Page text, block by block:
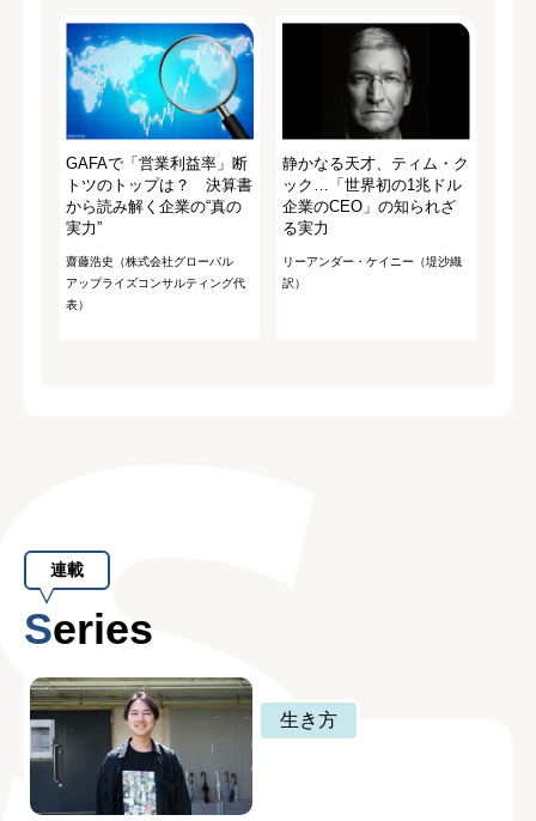
GAFAで「営業利益率」断
トツのトップは？ 決算書
から読み解く企業の“真の
実力”
齋藤浩史（株式会社グローバル
アップライズコンサルティング代
表）
静かなる天才、ティム・ク
ック…「世界初の1兆ドル
企業のCEO」の知られざ
る実力
リーアンダー・ケイニー（堤沙織
訳）
連載
Series
生き方